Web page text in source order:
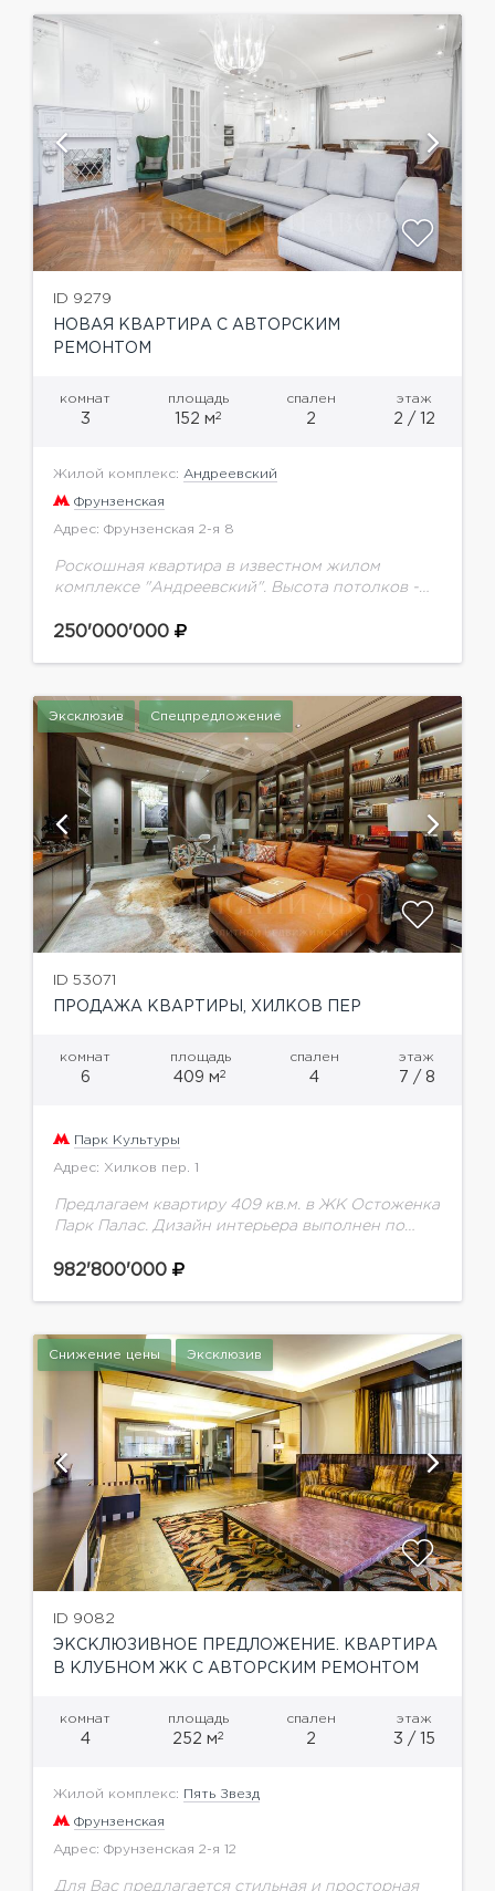
ID 9279
НОВАЯ КВАРТИРА С АВТОРСКИМ
РЕМОНТОМ
комнат
3
площадь
152 м2
спален
2
этаж
2 / 12
Жилой комплекс: Андреевский
Фрунзенская
Адрес: Фрунзенская 2-я 8
Роскошная квартира в известном жилом
комплексе "Андреевский". Высота потолков -
просторной. Окна выходят в зелёный двор,
250'000'000
Эксклюзив Спецпредложение
ID 53071
ПРОДАЖА КВАРТИРЫ, ХИЛКОВ ПЕР
комнат
6
площадь
409 м2
спален
4
этаж
7 / 8
Парк Культуры
Адрес: Хилков пер. 1
Предлагаем квартиру 409 кв.м. в ЖК Остоженка
Парк Палас. Дизайн интерьера выполнен по
натурального мрамора и дерева. Вся мебель
982'800'000
Снижение цены Эксклюзив
ID 9082
ЭКСКЛЮЗИВНОЕ ПРЕДЛОЖЕНИЕ. КВАРТИРА
В КЛУБНОМ ЖК С АВТОРСКИМ РЕМОНТОМ
комнат
4
площадь
252 м2
спален
2
этаж
3 / 15
Жилой комплекс: Пять Звезд
Фрунзенская
Адрес: Фрунзенская 2-я 12
Для Вас предлагается стильная и просторная